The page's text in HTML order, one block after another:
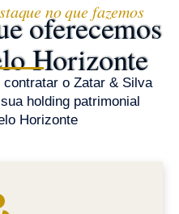
no que fazemos
oferecemos
Horizonte
o Zatar & Silva
holding patrimonial
Horizonte